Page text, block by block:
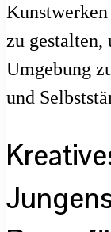
zu
Umgebung
und